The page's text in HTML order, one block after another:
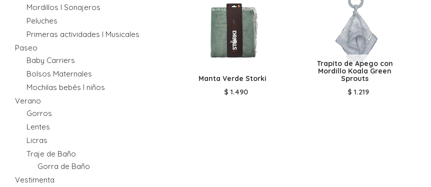
Mordillos I Sonajeros
Peluches
Primeras actividades I Musicales
Paseo
Baby Carriers
Bolsos Maternales
Mochilas bebés I niños
Verano
Gorros
Lentes
Licras
Traje de Baño
Gorra de Baño
Vestimenta
Manta Verde Storki
$ 1.490
Trapito de Apego con
Mordillo Koala Green
Sprouts
$1.219